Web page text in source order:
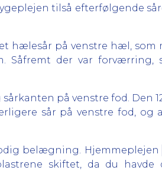
tilså efterfølgende
hælesår på venstre hæl, som
Såfremt der var forværring,
på venstre fod. Den
sår på venstre fod, og
belægning. Hjemmeplejen
skiftet, da du havde